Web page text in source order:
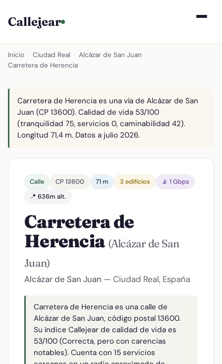
Callejear
Inicio Ciudad Real Alcázar de San Juan
Carretera de Herencia
Carretera de Herencia es una vía de Alcázar de San
Juan (CP 13600). Calidad de vida 53/100
(tranquilidad 75, servicios 0, caminabilidad 42).
Longitud 71,4 m. Datos a julio 2026.
Calle CP 13600 71 m 3 edificios
📡 1 Gbps
📍 636m alt.
Carretera de
Herencia (Alcázar de San
Juan)
Alcázar de San Juan — Ciudad Real, España
Carretera de Herencia es una calle de
Alcázar de San Juan, código postal 13600.
Su índice Callejear de calidad de vida es
53/100 (Correcta, pero con carencias
notables). Cuenta con 15 servicios